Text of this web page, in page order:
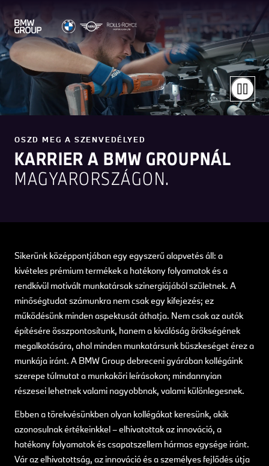
OSZD MEG A SZENVEDÉLYED
KARRIER A BMW GROUPNÁL
MAGYARORSZÁGON.
Sikerünk középpontjában egy egyszerű alapvetés áll: a
kivételes prémium termékek a hatékony folyamatok és a
rendkívül motivált munkatársak szinergiájából születnek. A
minőségtudat számunkra nem csak egy kifejezés; ez
működésünk minden aspektusát áthatja. Nem csak az autók
építésére összpontosítunk, hanem a kiválóság örökségének
megalkotására, ahol minden munkatársunk büszkeséget érez a
munkája iránt. A BMW Group debreceni gyárában kollégáink
szerepe túlmutat a munkaköri leírásokon; mindannyian
részesei lehetnek valami nagyobbnak, valami különlegesnek.
Ebben a törekvésünkben olyan kollégákat keresünk, akik
azonosulnak értékeinkkel – elhivatottak az innováció, a
hatékony folyamatok és csapatszellem hármas egysége iránt.
Vár az elhivatottság, az innováció és a személyes fejlődés útja